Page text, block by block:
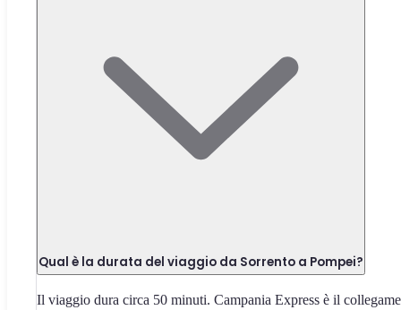
Qual è la durata del viaggio da Sorrento a Pompei?
Il viaggio dura circa 50 minuti. Campania Express è il